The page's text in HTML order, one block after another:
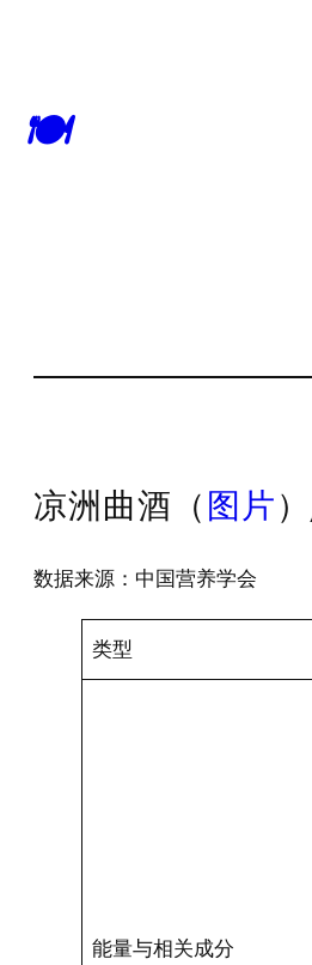
🍽
凉洲曲酒（ 图片
数据来源：中国营养学会
类型
能量与相关成分